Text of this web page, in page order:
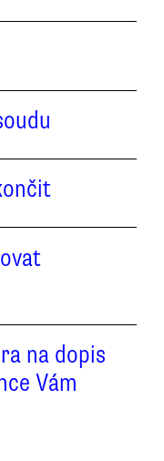
na dopis
Vám